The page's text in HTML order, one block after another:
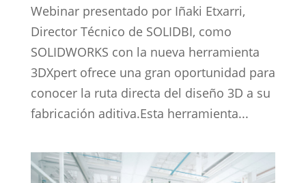
Webinar presentado por Iñaki Etxarri,
Director Técnico de SOLIDBI, como
SOLIDWORKS con la nueva herramienta
3DXpert ofrece una gran oportunidad para
conocer la ruta directa del diseño 3D a su
fabricación aditiva.Esta herramienta...